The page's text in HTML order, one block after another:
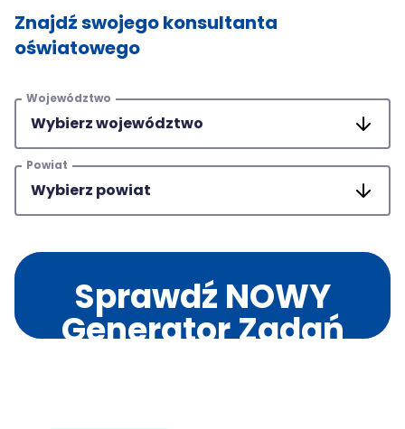
Znajdź swojego konsultanta
oświatowego
Województwo
Powiat
Sprawdź NOWY
Generator Zadań